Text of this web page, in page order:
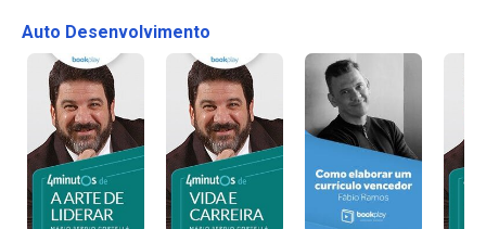
Auto Desenvolvimento